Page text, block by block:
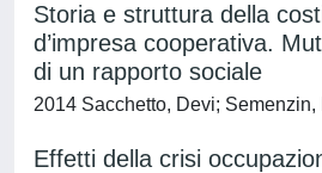
Storia e struttura della
d’impresa cooperativa.
di un rapporto sociale
2014 Sacchetto, Devi; Semenzin,
Effetti della crisi